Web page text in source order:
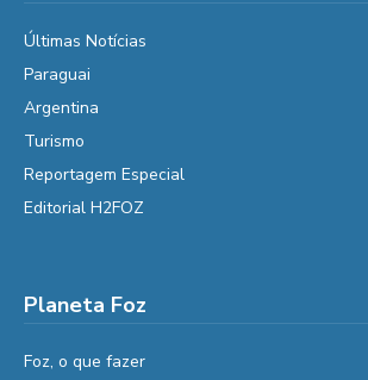
Últimas Notícias
Paraguai
Argentina
Turismo
Reportagem Especial
Editorial H2FOZ
Planeta Foz
Foz, o que fazer